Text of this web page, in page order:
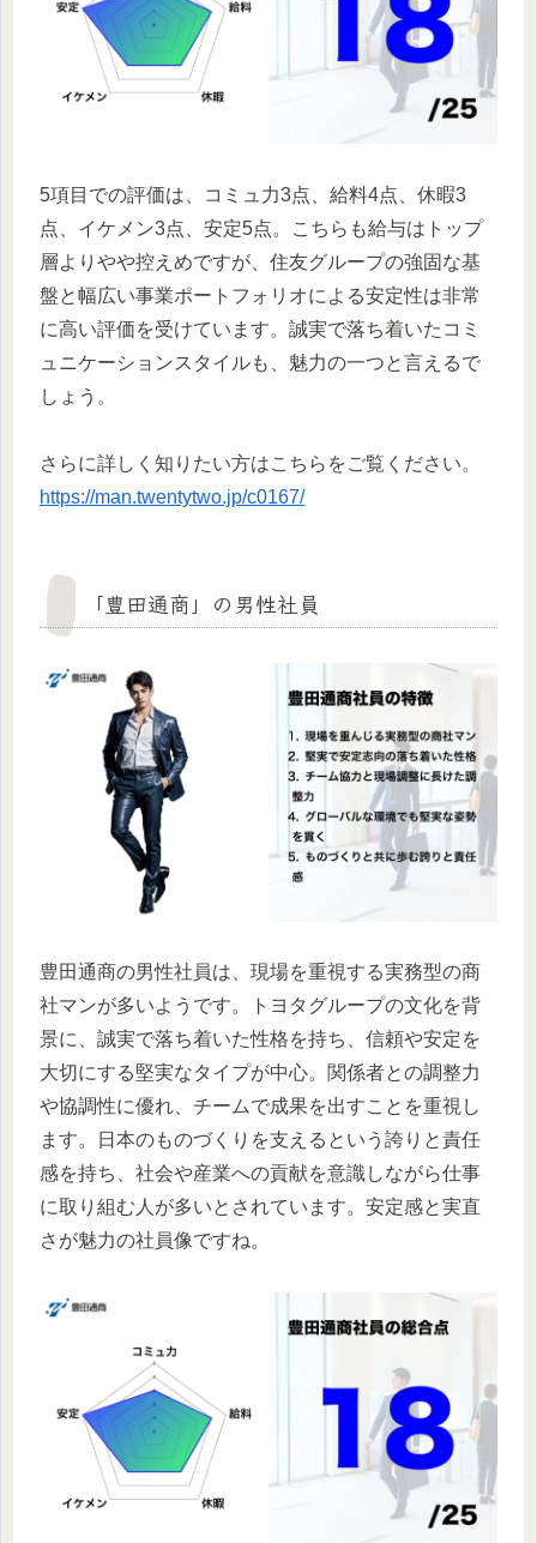
5項目での評価は、コミュ力3点、給料4点、休暇3
点、イケメン3点、安定5点。こちらも給与はトップ
層よりやや控えめですが、住友グループの強固な基
盤と幅広い事業ポートフォリオによる安定性は非常
に高い評価を受けています。誠実で落ち着いたコミ
ュニケーションスタイルも、魅力の一つと言えるで
しょう。
さらに詳しく知りたい方はこちらをご覧ください。
https://man.twentytwo.jp/c0167/
「豊田通商」の男性社員
豊田通商の男性社員は、現場を重視する実務型の商
社マンが多いようです。トヨタグループの文化を背
景に、誠実で落ち着いた性格を持ち、信頼や安定を
大切にする堅実なタイプが中心。関係者との調整力
や協調性に優れ、チームで成果を出すことを重視し
ます。日本のものづくりを支えるという誇りと責任
感を持ち、社会や産業への貢献を意識しながら仕事
に取り組む人が多いとされています。安定感と実直
さが魅力の社員像ですね。